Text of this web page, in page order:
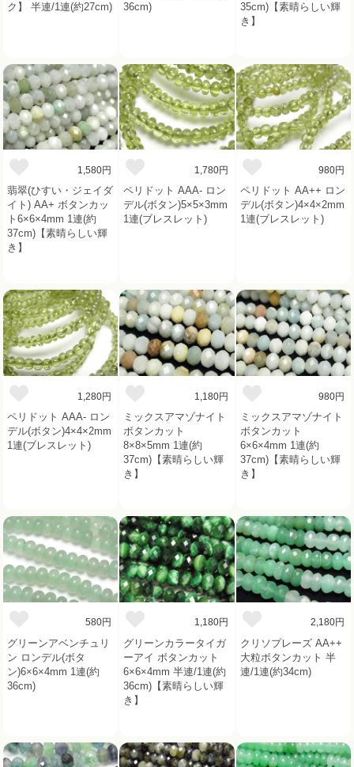
ク】 半連/1連(約27cm)
36cm)
35cm)【素晴らしい輝
き】
1,580円
翡翠(ひすい・ジェイダ
イト) AA+ ボタンカッ
ト6×6×4mm 1連(約
37cm)【素晴らしい輝
き】
1,780円
ペリドット AAA- ロン
デル(ボタン)5×5×3mm
1連(ブレスレット)
980円
ペリドット AA++ ロン
デル(ボタン)4×4×2mm
1連(ブレスレット)
1,280円
ペリドット AAA- ロン
デル(ボタン)4×4×2mm
1連(ブレスレット)
1,180円
ミックスアマゾナイト
ボタンカット
8×8×5mm 1連(約
37cm)【素晴らしい輝
き】
980円
ミックスアマゾナイト
ボタンカット
6×6×4mm 1連(約
37cm)【素晴らしい輝
き】
580円
グリーンアベンチュリ
ン ロンデル(ボタ
ン)6×6×4mm 1連(約
36cm)
1,180円
グリーンカラータイガ
ーアイ ボタンカット
6×6×4mm 半連/1連(約
36cm)【素晴らしい輝
き】
2,180円
クリソプレーズ AA++
大粒ボタンカット 半
連/1連(約34cm)